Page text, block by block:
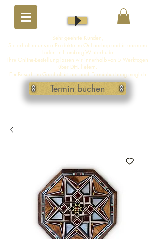
Sehr geehrte Kunden,
Sie erhalten unsere Produkte im Onlineshop und in unserem
Laden in Hamburg-Winterhude
Ihre Online-Bestellung lassen wir innerhalb von 5 Werktagen
über DHL liefern.
Ein Besuch im Geschäft ist nur nach Terminbuchung möglich
Termin buchen